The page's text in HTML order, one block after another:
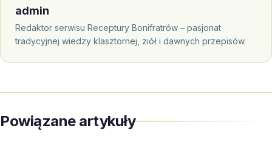
admin
Redaktor serwisu Receptury Bonifratrów – pasjonat
tradycyjnej wiedzy klasztornej, ziół i dawnych przepisów.
Powiązane artykuły